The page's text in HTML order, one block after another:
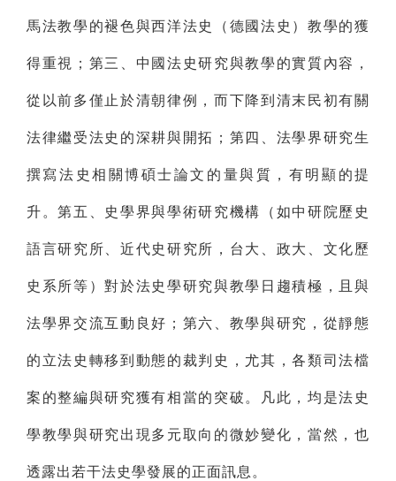
馬法教學的褪色與西洋法史（德國法史）教學的獲
得重視；第三、中國法史研究與教學的實質內容，
從以前多僅止於清朝律例，而下降到清末民初有關
法律繼受法史的深耕與開拓；第四、法學界研究生
撰寫法史相關博碩士論文的量與質，有明顯的提
升。第五、史學界與學術研究機構（如中研院歷史
語言研究所、近代史研究所，台大、政大、文化歷
史系所等）對於法史學研究與教學日趨積極，且與
法學界交流互動良好；第六、教學與研究，從靜態
的立法史轉移到動態的裁判史，尤其，各類司法檔
案的整編與研究獲有相當的突破。凡此，均是法史
學教學與研究出現多元取向的微妙變化，當然，也
透露出若干法史學發展的正面訊息。